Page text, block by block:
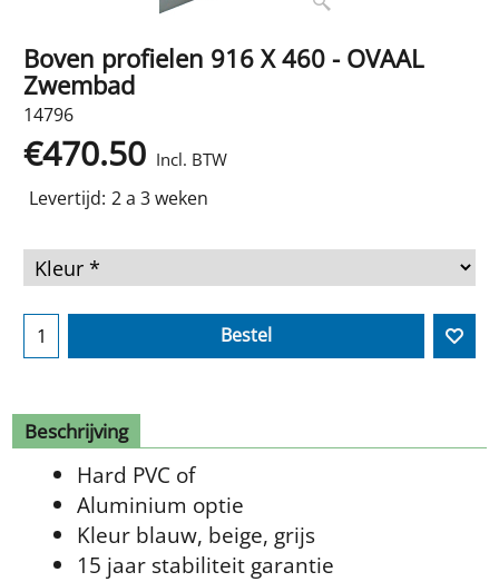
Boven profielen 916 X 460 - OVAAL
Zwembad
14796
€470.50 Incl. BTW
Levertijd: 2 a 3 weken
Bestel
Beschrijving
Hard PVC of
Aluminium optie
Kleur blauw, beige, grijs
15 jaar stabiliteit garantie